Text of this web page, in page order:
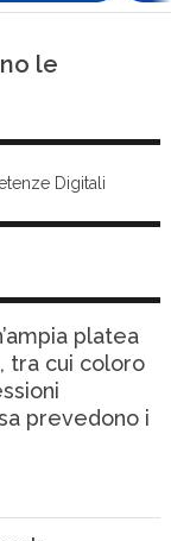
le
Digitali
platea
tra cui coloro
prevedono i